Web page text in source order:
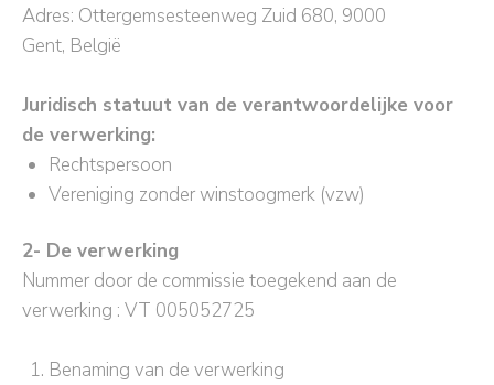
Adres: Ottergemsesteenweg Zuid 680, 9000
Gent, België
Juridisch statuut van de verantwoordelijke voor
de verwerking:
Rechtspersoon
Vereniging zonder winstoogmerk (vzw)
2- De verwerking
Nummer door de commissie toegekend aan de
verwerking : VT 005052725
Benaming van de verwerking